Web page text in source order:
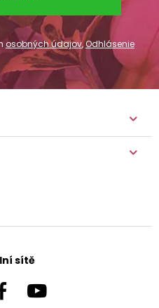
osobných údajov,Odhlásenie
sítě